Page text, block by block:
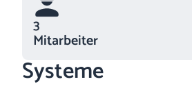
3
Mitarbeiter
Systeme